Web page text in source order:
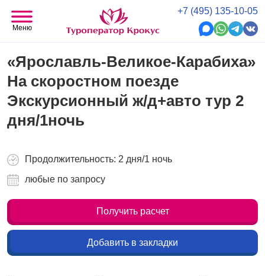
+7 (495) 135-10-05
Меню
«Ярославль-Великое-Карабиха»
На скоростном поезде
Экскурсионный ж/д+авто тур 2
дня/1ночь
Продолжительность: 2 дня/1 ночь
любые по запросу
Получить расчет
Добавить в закладки